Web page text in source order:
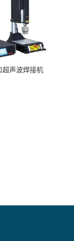
超声波焊接机